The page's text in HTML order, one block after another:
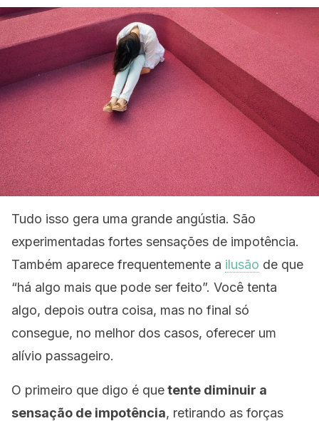
Tudo isso gera uma grande angústia. São
experimentadas fortes sensações de impotência.
Também aparece frequentemente a ilusão de que
“há algo mais que pode ser feito”. Você tenta
algo, depois outra coisa, mas no final só
consegue, no melhor dos casos, oferecer um
alívio passageiro.
O primeiro que digo é quetente diminuir a
sensação de impotência, retirando as forças